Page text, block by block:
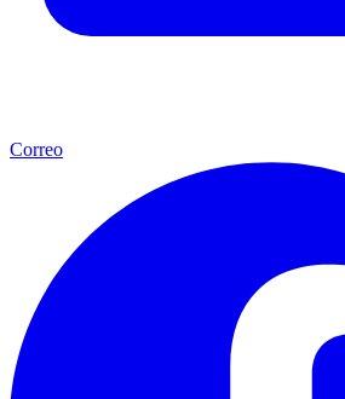
Correo